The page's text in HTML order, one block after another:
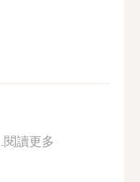
閱讀更多